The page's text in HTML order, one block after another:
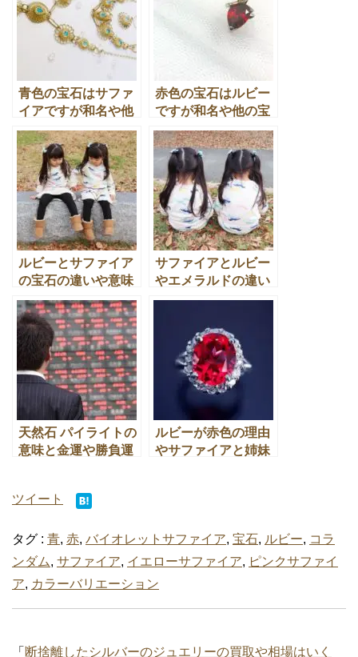
めるパワーストーン
サファイアの断捨離や買取の関連記事
★ 断捨離して青色の宝石を見つけましたがサファイアか
調べる方法とは
★宝石 サファイアの意味や断捨離後の買取・換金処分の
裏技とは
★断捨離した、宝石 サファイアの意味や高価買取のテク
ニックとは
★ 断捨離したスタールビーやスターサファイアがありま
すが本物？
スポンサーリンク